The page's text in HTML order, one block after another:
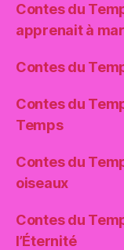
Contes du
apprenait à
Contes du
Contes du
Temps
Contes du
oiseaux
Contes du
l’Éternité